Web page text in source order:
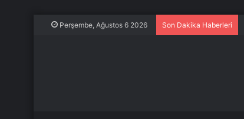
Perşembe, Ağustos 6 2026 Son Dakika Haberleri